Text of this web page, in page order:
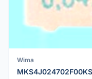
Wima